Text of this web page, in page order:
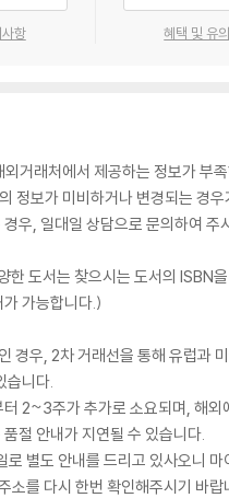
항 혜택 및 유
거래처에서 제공하는 정보가 부
정보가 미비하거나 변경되는 경우
우, 일대일 상담으로 문의하여 주
한 도서는 찾으시는 도서의 ISBN
가능합니다.)
경우, 2차 거래선을 통해 유럽과
습니다.
2~3주가 추가로 소요되며, 해외
절 안내가 지연될 수 있습니다.
로 별도 안내를 드리고 있사오니 마
소를 다시 한번 확인해주시기 바랍